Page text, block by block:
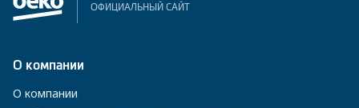
ОФИЦИАЛЬНЫЙ САЙТ
О компании
О компании